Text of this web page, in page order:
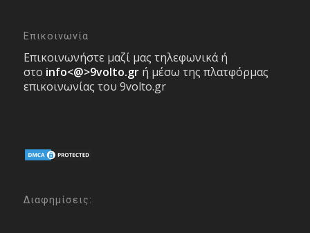
Επικοινωνία
Επικοινωνήστε μαζί μας τηλεφωνικά ή
στο info<@>9volto.gr ή μέσω της πλατφόρμας
επικοινωνίας του 9volto.gr
Διαφημίσεις: